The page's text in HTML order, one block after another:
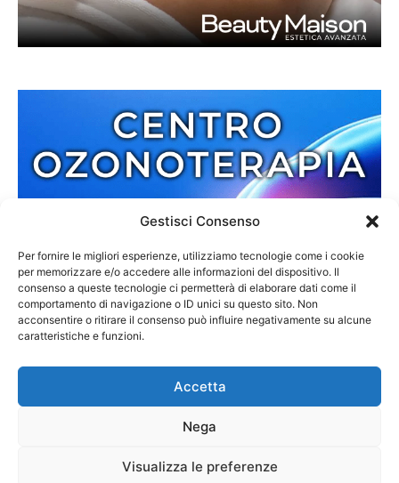
Gestisci Consenso
Per fornire le migliori esperienze, utilizziamo tecnologie come i cookie
per memorizzare e/o accedere alle informazioni del dispositivo. Il
consenso a queste tecnologie ci permetterà di elaborare dati come il
comportamento di navigazione o ID unici su questo sito. Non
acconsentire o ritirare il consenso può influire negativamente su alcune
caratteristiche e funzioni.
Accetta
Nega
Visualizza le preferenze
Contatti Cookie Policy Privacy Policy